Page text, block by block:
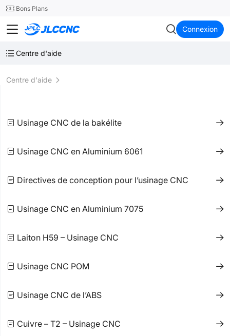
24SMT Bons Plans
JLCCNC Connexion
Centre d'aide
Centre d'aide
Usinage CNC de la bakélite
Usinage CNC en Aluminium 6061
Directives de conception pour l’usinage CNC
Usinage CNC en Aluminium 7075
Laiton H59 – Usinage CNC
Usinage CNC POM
Usinage CNC de l’ABS
Cuivre – T2 – Usinage CNC